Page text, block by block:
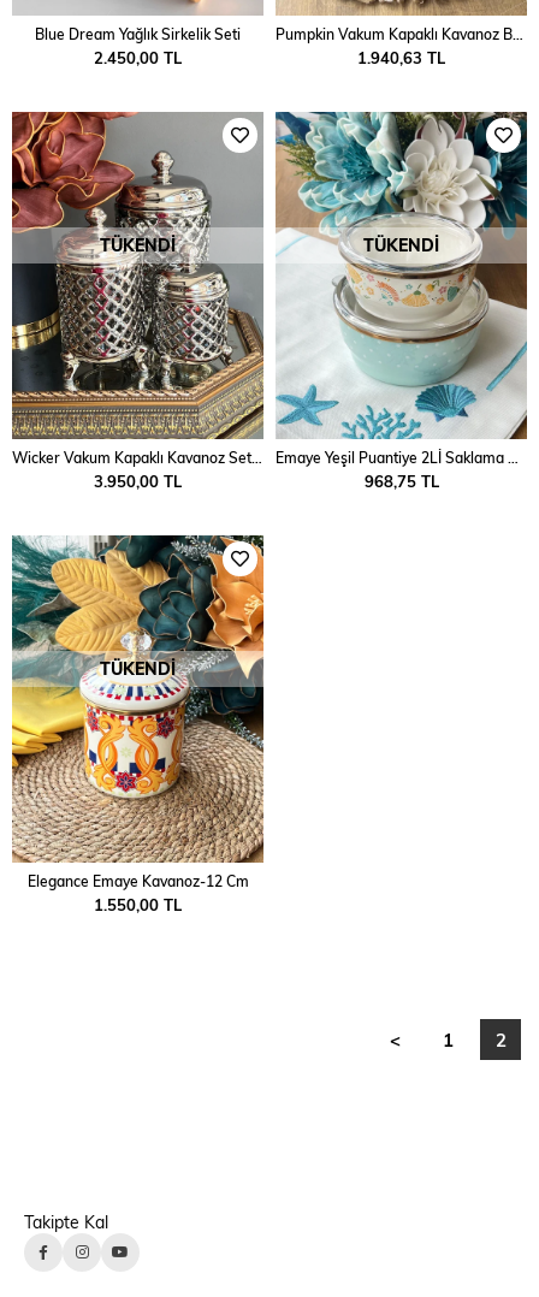
Blue Dream Yağlık Sirkelik Seti
2.450,00 TL 1.940,63 TL
TÜKENDI
Wicker Vakum Kapaklı Kavanoz Set 3‘lü Gümüş
3.950,00 TL
TÜKENDI
968,75 TL
TÜKENDI
Elegance Emaye Kavanoz-12 Cm
1.550,00 TL
< 1 2
Takipte Kal